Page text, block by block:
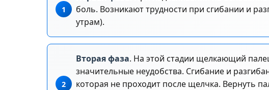
боль. Возникают трудности при сгибании и
утрам).
Вторая фаза. На этой стадии щелкающий
значительные неудобства. Сгибание и
которая не проходит после щелчка. Вернуть